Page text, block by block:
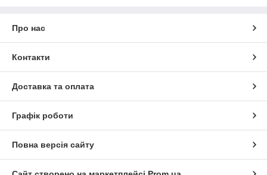
Про нас
Контакти
Доставка та оплата
Графік роботи
Повна версія сайту